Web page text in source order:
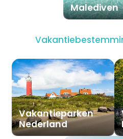
Malediven
Vakantieparken
Nederland